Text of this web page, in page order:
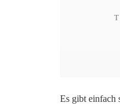
Es gibt einfach